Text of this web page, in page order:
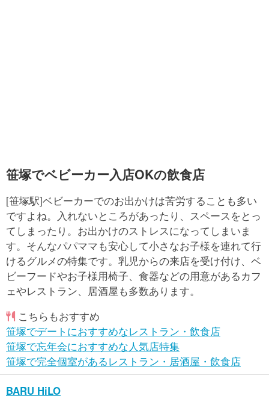
笹塚でベビーカー入店OKの飲食店
[笹塚駅]ベビーカーでのお出かけは苦労することも多い
ですよね。入れないところがあったり、スペースをとっ
てしまったり。お出かけのストレスになってしまいま
す。そんなパパママも安心して小さなお子様を連れて行
けるグルメの特集です。乳児からの来店を受け付け、ベ
ビーフードやお子様用椅子、食器などの用意があるカフ
ェやレストラン、居酒屋も多数あります。
こちらもおすすめ
笹塚でデートにおすすめなレストラン・飲食店
笹塚で忘年会におすすめな人気店特集
笹塚で完全個室があるレストラン・居酒屋・飲食店
BARU HiLO